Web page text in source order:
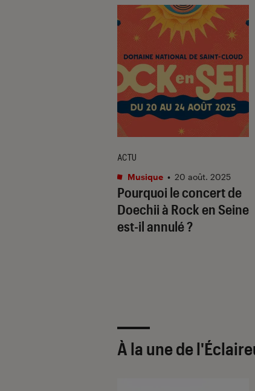
Pourquoi le concert de
Doechii à Rock en Seine
est-il annulé ?
ACTU
Musique • 20 août. 2025
À la une de